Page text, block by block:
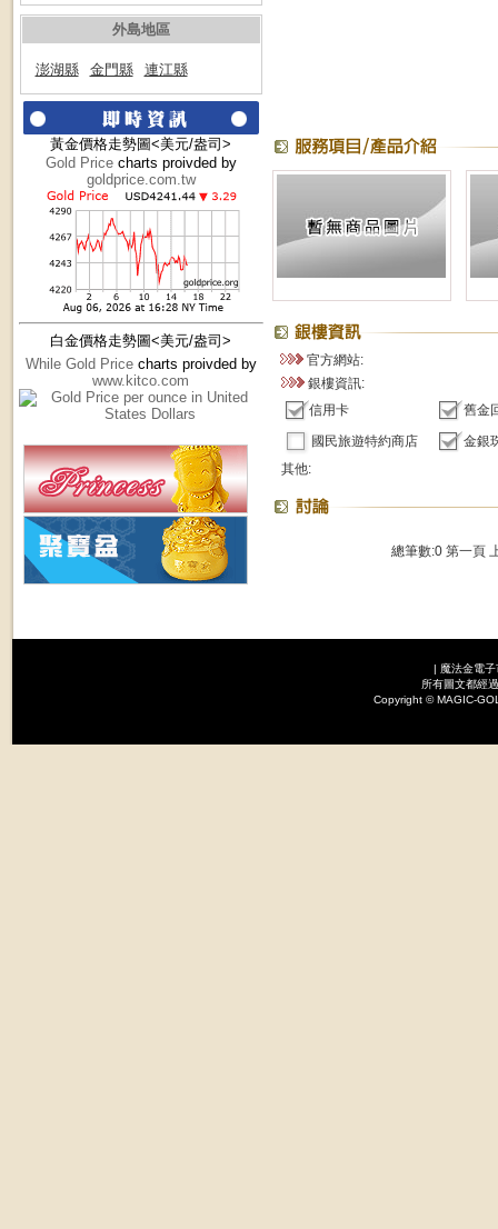
外島地區
澎湖縣 金門縣 連江縣
黃金價格走勢圖<美元/盎司>
Gold Pricecharts proivded by
goldprice.com.tw
白金價格走勢圖<美元/盎司>
While Gold Pricecharts proivded by
www.kitco.com
官方網站:
銀樓資訊:
信用卡
舊金
國民旅遊特約商店
金銀
其他:
總筆數:0 第一頁
| 魔法金電
所有圖文都經
Copyright © MAGIC-